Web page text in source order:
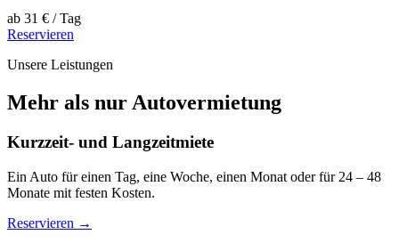
ab 31 € / Tag
Reservieren
Unsere Leistungen
Mehr als nur Autovermietung
Kurzzeit- und Langzeitmiete
Ein Auto für einen Tag, eine Woche, einen Monat oder für 24 – 48
Monate mit festen Kosten.
Reservieren →